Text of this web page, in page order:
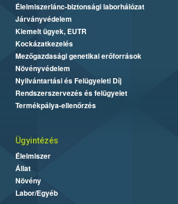
Élelmiszerlánc-biztonsági laborhálózat
Járványvédelem
Kiemelt ügyek, EUTR
Kockázatkezelés
Mezőgazdasági genetikai erőforrások
Növényvédelem
Nyilvántartási és Felügyeleti Díj
Rendszerszervezés és felügyelet
Termékpálya-ellenőrzés
Ügyintézés
Élelmiszer
Állat
Növény
Labor/Egyéb